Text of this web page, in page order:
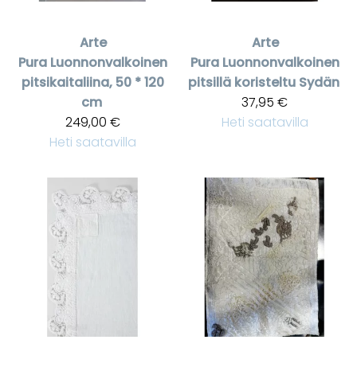
Arte
Pura Luonnonvalkoinen
pitsikaitaliina, 50 * 120
cm
249,00 €
Heti saatavilla
Arte
Pura Luonnonvalkoinen
pitsillä koristeltu Sydän
37,95 €
Heti saatavilla